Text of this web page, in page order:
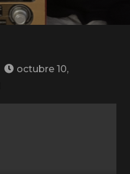
octubre 10,